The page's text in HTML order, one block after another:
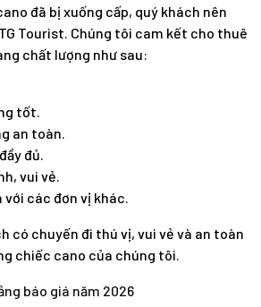
đã bị xuống cấp, quý khách nên
Tourist. Chúng tôi cam kết cho thuê
chất lượng như sau:
tốt.
an toàn.
đủ.
vui vẻ.
với các đơn vị khác.
có chuyến đi thú vị, vui vẻ và an toàn
chiếc cano của chúng tôi.
báo giá năm 2026